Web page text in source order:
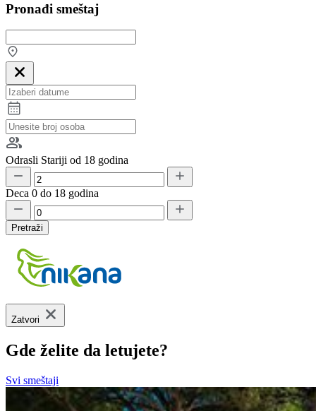
Pronađi smeštaj
Odrasli Stariji od 18 godina
Deca 0 do 18 godina
Pretraži
Zatvori
Gde želite da letujete?
Svi smeštaji